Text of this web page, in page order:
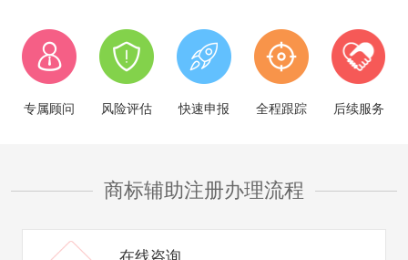
专属顾问 风险评估 快速申报 全程跟踪 后续服务
商标辅助注册办理流程